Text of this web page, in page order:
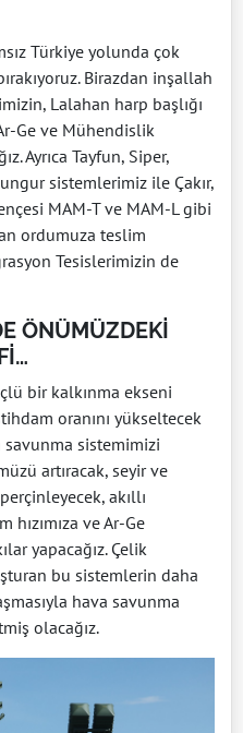
Türkiye yolunda çok
Birazdan inşallah
Lalahan harp başlığı
Ge ve Mühendislik
Ayrıca Tayfun, Siper,
sistemlerimiz ile Çakır,
MAM-T ve MAM-L gibi
ordumuza teslim
Tesislerimizin de
ÖNÜMÜZDEKİ
bir kalkınma ekseni
oranını yükseltecek
savunma sistemimizi
artıracak, seyir ve
akıllı
ve Ar-Ge
yapacağız. Çelik
bu sistemlerin daha
hava savunma
olacağız.